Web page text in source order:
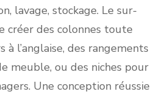
lavage, stockage. Le sur-
créer des colonnes toute
à l’anglaise, des rangements
meuble, ou des niches pour
Une conception réussie